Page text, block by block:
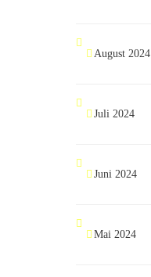
August 2024
Juli 2024
Juni 2024
Mai 2024